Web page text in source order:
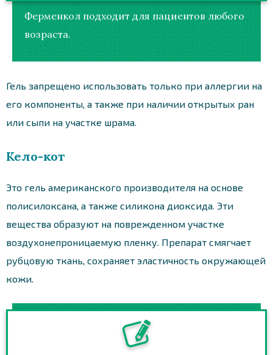
Ферменкол подходит для пациентов любого
возраста.
Гель запрещено использовать только при аллергии на
его компоненты, а также при наличии открытых ран
или сыпи на участке шрама.
Кело-кот
Это гель американского производителя на основе
полисилоксана, а также силикона диоксида. Эти
вещества образуют на поврежденном участке
воздухонепроницаемую пленку. Препарат смягчает
рубцовую ткань, сохраняет эластичность окружающей
кожи.